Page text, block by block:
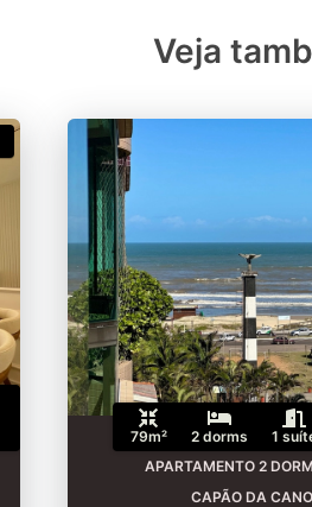
Veja
79m² 2 dorms 1
APARTAMENTO 2
CAPÃO DA